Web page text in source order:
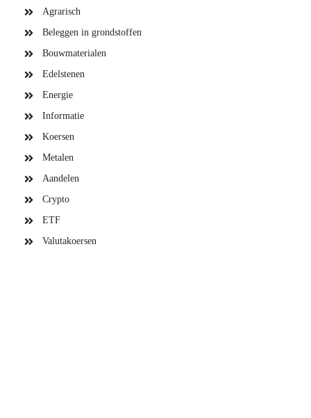
Agrarisch
Beleggen in grondstoffen
Bouwmaterialen
Edelstenen
Energie
Informatie
Koersen
Metalen
Aandelen
Crypto
ETF
Valutakoersen